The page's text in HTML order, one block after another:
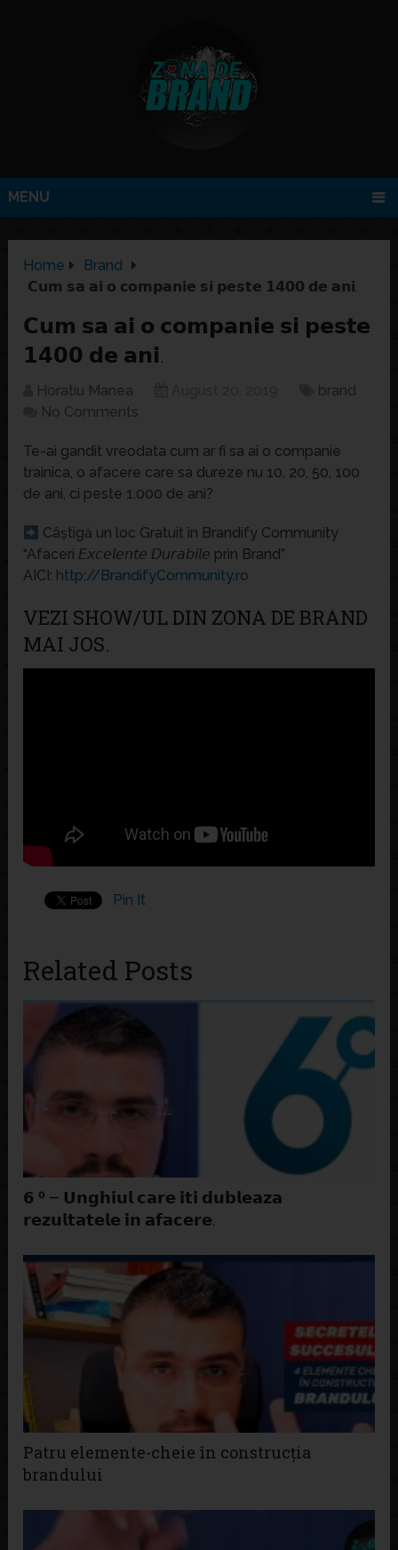
MENU
Home
Brand
𝗖𝘂𝗺 𝘀𝗮 𝗮𝗶 𝗼 𝗰𝗼𝗺𝗽𝗮𝗻𝗶𝗲 𝘀𝗶 𝗽𝗲𝘀𝘁𝗲 𝟭𝟰𝟬𝟬 𝗱𝗲 𝗮𝗻𝗶.
𝗖𝘂𝗺 𝘀𝗮 𝗮𝗶 𝗼 𝗰𝗼𝗺𝗽𝗮𝗻𝗶𝗲 𝘀𝗶 𝗽𝗲𝘀𝘁𝗲
𝟭𝟰𝟬𝟬 𝗱𝗲 𝗮𝗻𝗶.
Horatiu Manea
brand
No Comments
Te-ai gandit vreodata cum ar fi sa ai o companie
trainica, o afacere care sa dureze nu 10, 20, 50, 100
de ani, ci peste 1.000 de ani?
Câștigă un loc Gratuit în Brandify Community
“Afaceri 𝘌𝘹𝘤𝘦𝘭𝘦𝘯𝘵𝘦 𝘋𝘶𝘳𝘢𝘣𝘪𝘭𝘦 prin Brand”
AICI: http://BrandifyCommunity.ro
VEZI SHOW/UL DIN ZONA DE BRAND
MAI JOS.
Pin It
Related Posts
𝟲 ⁰ – 𝗨𝗻𝗴𝗵𝗶𝘂𝗹 𝗰𝗮𝗿𝗲 𝗶𝘁𝗶 𝗱𝘂𝗯𝗹𝗲𝗮𝘇𝗮
𝗿𝗲𝘇𝘂𝗹𝘁𝗮𝘁𝗲𝗹𝗲 𝗶𝗻 𝗮𝗳𝗮𝗰𝗲𝗿𝗲.
Patru elemente-cheie în construcția
brandului